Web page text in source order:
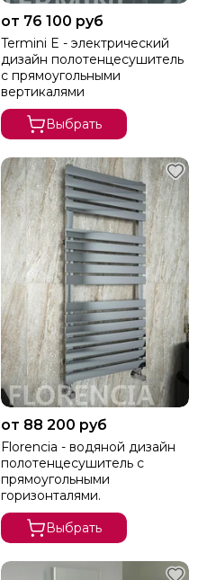
от 76 100 руб
Termini E - электрический
дизайн полотенцесушитель
с прямоугольными
вертикалями
Выбрать
от 88 200 руб
Florencia - водяной дизайн
полотенцесушитель с
прямоугольными
горизонталями.
Выбрать